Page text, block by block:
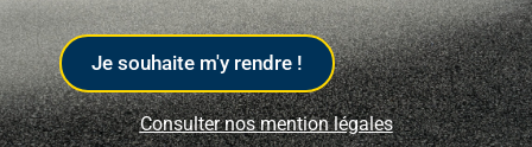
Je souhaite m'y rendre !
Consulter nos mention légales